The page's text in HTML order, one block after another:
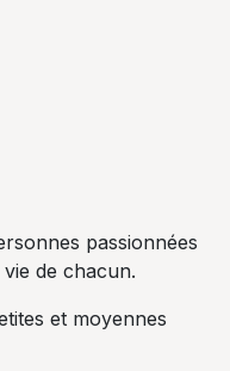
passionnées
de chacun.​
et moyennes